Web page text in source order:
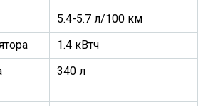
5.4-5.7 л/100 км
1.4 кВтч
340 л